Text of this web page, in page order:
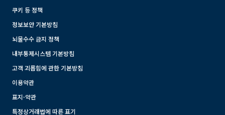
쿠키 등 정책
정보보안 기본방침
뇌물수수 금지 정책
내부통제시스템 기본방침
고객 괴롭힘에 관한 기본방침
이용약관
표지·약관
특정상거래법에 따른 표기